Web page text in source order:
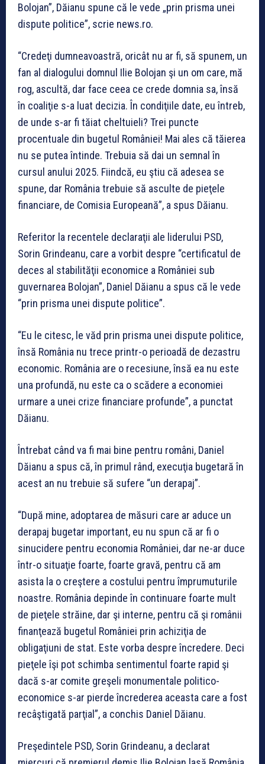
Bolojan”, Dăianu spune că le vede „prin prisma unei
dispute politice”, scrie news.ro.
“Credeţi dumneavoastră, oricât nu ar fi, să spunem, un
fan al dialogului domnul Ilie Bolojan şi un om care, mă
rog, ascultă, dar face ceea ce crede domnia sa, însă
în coaliţie s-a luat decizia. În condiţiile date, eu întreb,
de unde s-ar fi tăiat cheltuieli? Trei puncte
procentuale din bugetul României! Mai ales că tăierea
nu se putea întinde. Trebuia să dai un semnal în
cursul anului 2025. Fiindcă, eu ştiu că adesea se
spune, dar România trebuie să asculte de pieţele
financiare, de Comisia Europeană”, a spus Dăianu.
Referitor la recentele declaraţii ale liderului PSD,
Sorin Grindeanu, care a vorbit despre “certificatul de
deces al stabilităţii economice a României sub
guvernarea Bolojan”, Daniel Dăianu a spus că le vede
“prin prisma unei dispute politice”.
“Eu le citesc, le văd prin prisma unei dispute politice,
însă România nu trece printr-o perioadă de dezastru
economic. România are o recesiune, însă ea nu este
una profundă, nu este ca o scădere a economiei
urmare a unei crize financiare profunde”, a punctat
Dăianu.
Întrebat când va fi mai bine pentru români, Daniel
Dăianu a spus că, în primul rând, execuţia bugetară în
acest an nu trebuie să sufere “un derapaj”.
“După mine, adoptarea de măsuri care ar aduce un
derapaj bugetar important, eu nu spun că ar fi o
sinucidere pentru economia României, dar ne-ar duce
într-o situaţie foarte, foarte gravă, pentru că am
asista la o creştere a costului pentru împrumuturile
noastre. România depinde în continuare foarte mult
de pieţele străine, dar şi interne, pentru că şi românii
finanţează bugetul României prin achiziţia de
obligaţiuni de stat. Este vorba despre încredere. Deci
pieţele îşi pot schimba sentimentul foarte rapid şi
dacă s-ar comite greşeli monumentale politico-
economice s-ar pierde încrederea aceasta care a fost
recâştigată parţial”, a conchis Daniel Dăianu.
Preşedintele PSD, Sorin Grindeanu, a declarat